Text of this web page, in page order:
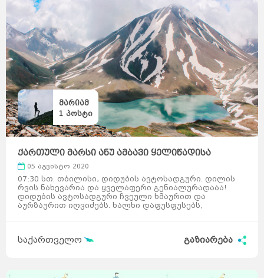
მარიამ
1 პოსტი
ქართული მარსი ანუ ამბავი ყელიწადისა
05 აგვისტო 2020
07:30 სთ. თბილისი, დიდუბის ავტოსადგური. დილის
რვის ნახევარია და ყველაფერი გენიალურადააა!
დიდუბის ავტოსადგური ჩვეული ხმაურით და
აურზაურით იღვიძებს. ხალხი დაფუსფუსებს,
საქართველო გაზიარება